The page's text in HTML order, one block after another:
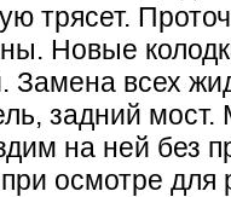
трясет.
Новые
Замена всех
задний
на ней без
осмотре для